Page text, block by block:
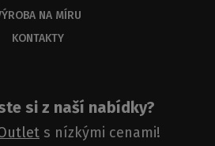
NA MÍRU
KONTAKTY
si z naší nabídky?
s nízkými cenami!